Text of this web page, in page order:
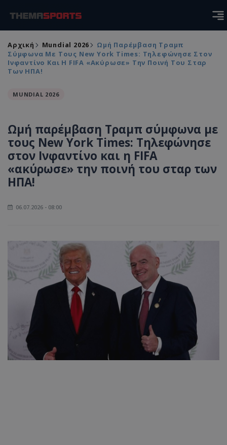
Αρχική Mundial 2026
Ωμή Παρέμβαση Τραμπ
Σύμφωνα Με Τους New York Times: Τηλεφώνησε Στον
Ινφαντίνο Και Η FIFA «ακύρωσε» Την Ποινή Του Σταρ
Των ΗΠΑ!
MUNDIAL 2026
Ωμή παρέμβαση Τραμπ σύμφωνα με
τους New York Times: Τηλεφώνησε
στον Ινφαντίνο και η FIFA
«ακύρωσε» την ποινή του σταρ των
ΗΠΑ!
06.07.2026 - 08:00